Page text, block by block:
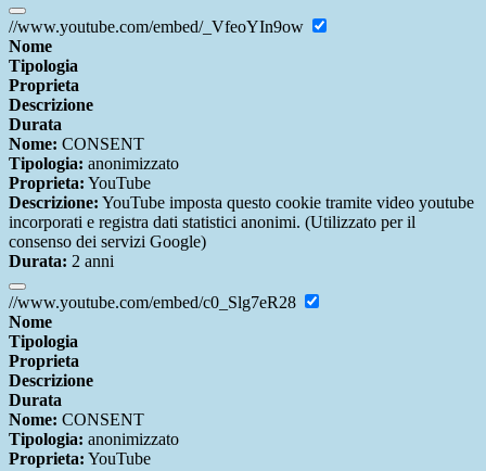
//www.youtube.com/embed/_VfeoYIn9ow
Nome
Tipologia
Proprieta
Descrizione
Durata
Nome: CONSENT
Tipologia: anonimizzato
Proprieta: YouTube
Descrizione: YouTube imposta questo cookie tramite video youtube
incorporati e registra dati statistici anonimi. (Utilizzato per il
consenso dei servizi Google)
Durata: 2 anni
//www.youtube.com/embed/c0_Slg7eR28
Nome
Tipologia
Proprieta
Descrizione
Durata
Nome: CONSENT
Tipologia: anonimizzato
Proprieta: YouTube